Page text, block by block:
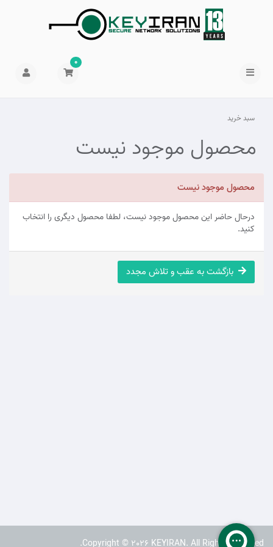
0
سبد خرید
محصول موجود نیست
محصول موجود نیست
درحال حاضر این محصول موجود نیست، لطفا محصول دیگری را انتخاب
کنید.
بازگشت به عقب و تلاش مجدد
Copyright © 2026 KEYIRAN. All Rights Reserved.